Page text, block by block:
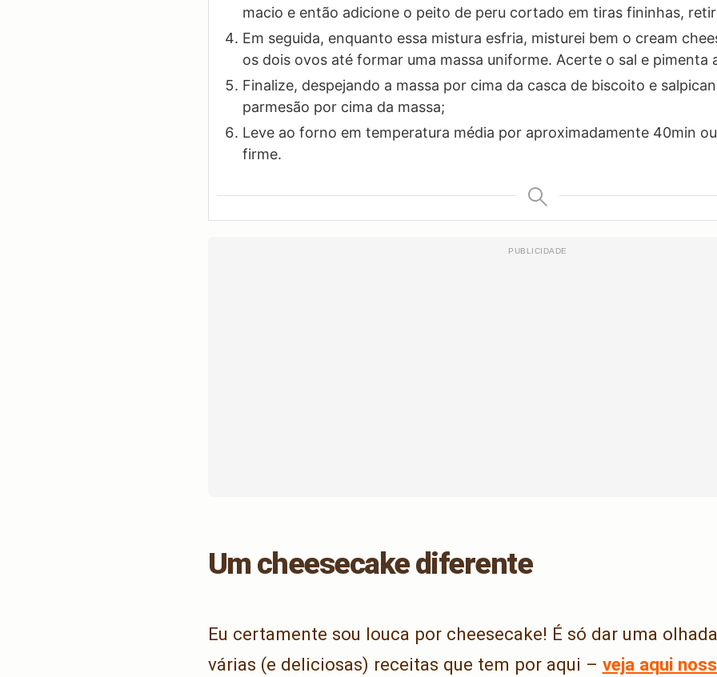
macio e então adicione o peito de peru cortado em tiras fininhas,
Em seguida, enquanto essa mistura esfria, misturei bem o cream
os dois ovos até formar uma massa uniforme. Acerte o sal e pimenta
Finalize, despejando a massa por cima da casca de biscoito e
parmesão por cima da massa;
Leve ao forno em temperatura média por aproximadamente 40min
firme.
Um cheesecake diferente
Eu certamente sou louca por cheesecake! É só dar uma
várias (e deliciosas) receitas que tem por aqui – veja aqui